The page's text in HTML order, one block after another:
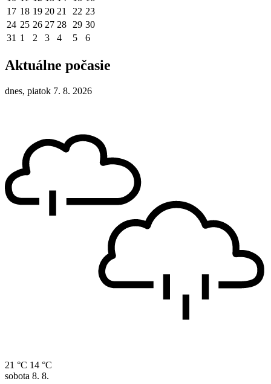
17 18 19 20 21 22 23
24 25 26 27 28 29 30
31 1 2 3 4 5 6
Aktuálne počasie
dnes, piatok 7. 8. 2026
21 °C 14 °C
sobota 8. 8.